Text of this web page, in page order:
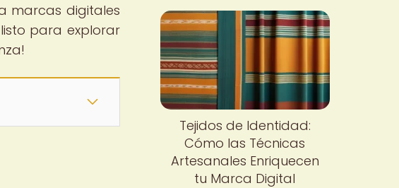
marcas digitales
para explorar
Tejidos de Identidad:
Cómo las Técnicas
Artesanales Enriquecen
tu Marca Digital